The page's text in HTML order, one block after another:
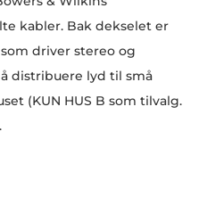
kabler. Bak dekselet er
driver stereo og
distribuere lyd til små
(KUN HUS B som tilvalg.